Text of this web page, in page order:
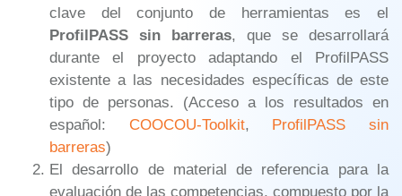
clave del conjunto de herramientas es el
ProfilPASS sin barreras, que se desarrollará
durante el proyecto adaptando el ProfilPASS
existente a las necesidades específicas de este
tipo de personas. (Acceso a los resultados en
español: COOCOU-Toolkit, ProfilPASS sin
barreras)
El desarrollo de material de referencia para la
evaluación de las competencias, compuesto por la